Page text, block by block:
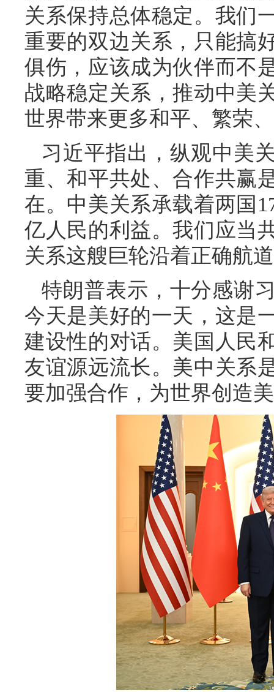
关系保持总体稳定。我们
重要的双边关系，只能搞
俱伤，应该成为伙伴而不
战略稳定关系，推动中美
世界带来更多和平、繁荣
习近平指出，纵观中美
重、和平共处、合作共赢
在。中美关系承载着两国
亿人民的利益。我们应当
关系这艘巨轮沿着正确航
特朗普表示，十分感谢
今天是美好的一天，这是
建设性的对话。美国人民
友谊源远流长。美中关系
要加强合作，为世界创造